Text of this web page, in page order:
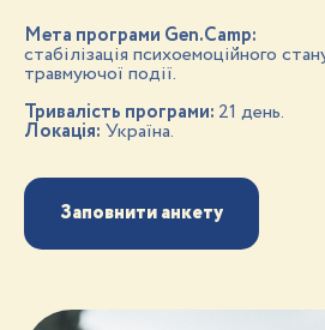
Мета програми Gen.Camp:
стабілізація психоемоційного
травмуючої події.
Тривалість програми: 21 день.
Локація: Україна.
Заповнити анкету